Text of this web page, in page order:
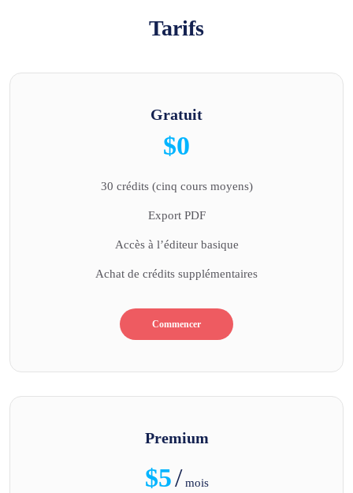
Tarifs
Gratuit
$0
30 crédits (cinq cours moyens)
Export PDF
Accès à l’éditeur basique
Achat de crédits supplémentaires
Commencer
Premium
$5/ mois